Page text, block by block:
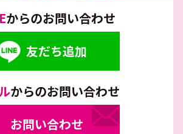
からのお問い合わせ
友だち追加
からのお問い合わせ
お問い合わせ